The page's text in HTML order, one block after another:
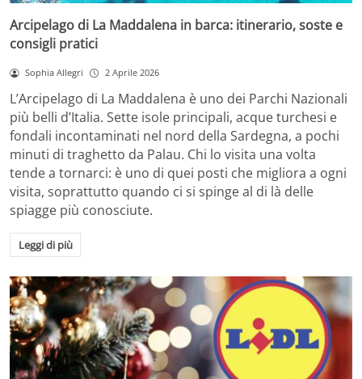
Arcipelago di La Maddalena in barca: itinerario, soste e
consigli pratici
Sophia Allegri 2 Aprile 2026
L’Arcipelago di La Maddalena è uno dei Parchi Nazionali
più belli d’Italia. Sette isole principali, acque turchesi e
fondali incontaminati nel nord della Sardegna, a pochi
minuti di traghetto da Palau. Chi lo visita una volta
tende a tornarci: è uno di quei posti che migliora a ogni
visita, soprattutto quando ci si spinge al di là delle
spiagge più conosciute.
Leggi di più